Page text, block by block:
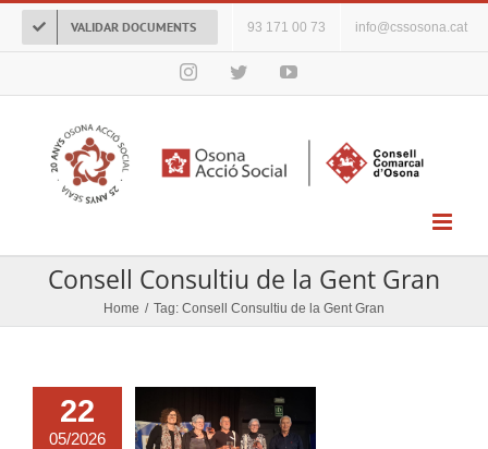
Skip
VALIDAR DOCUMENTS 93 171 00 73 info@cssosona.cat
InstagramTwitterYouTube
Consell Consultiu de la Gent Gran
Home / Tag: Consell Consultiu de la Gent Gran
22
05/2026